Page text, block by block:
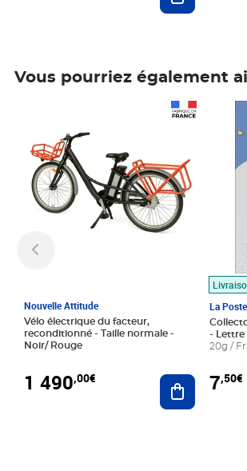
Vous pourriez également
Nouvelle Attitude
Vélo électrique du facteur,
reconditionné - Taille normale -
Noir/ Rouge
1 490,00€ Ajouter au
La Poste
- Lettre
20g /
7,50€
Prix